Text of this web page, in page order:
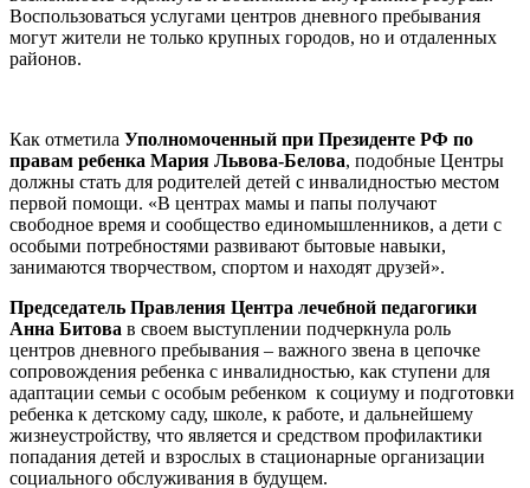
Воспользоваться услугами центров дневного пребывания
могут жители не только крупных городов, но и отдаленных
районов.
Как отметила Уполномоченный при Президенте РФ по
правам ребенка Мария Львова-Белова, подобные Центры
должны стать для родителей детей с инвалидностью местом
первой помощи. «В центрах мамы и папы получают
свободное время и сообщество единомышленников, а дети с
особыми потребностями развивают бытовые навыки,
занимаются творчеством, спортом и находят друзей».
Председатель Правления Центра лечебной педагогики
Анна Битова в своем выступлении подчеркнула роль
центров дневного пребывания – важного звена в цепочке
сопровождения ребенка с инвалидностью, как ступени для
адаптации семьи с особым ребенком к социуму и подготовки
ребенка к детскому саду, школе, к работе, и дальнейшему
жизнеустройству, что является и средством профилактики
попадания детей и взрослых в стационарные организации
социального обслуживания в будущем.